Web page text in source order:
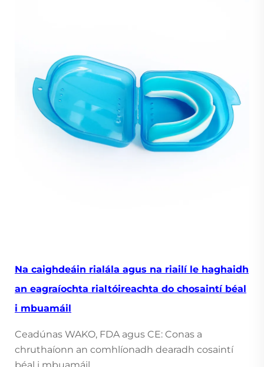
Na caighdeáin rialála agus na riailí le haghaidh
an eagraíochta rialtóireachta do chosaintí béal
i mbuamáil
Ceadúnas WAKO, FDA agus CE: Conas a
chruthaíonn an comhlíonadh dearadh cosaintí